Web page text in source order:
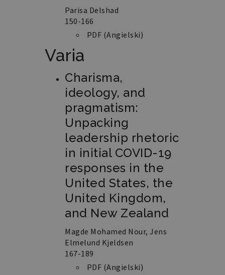
Parisa Delshad
150-166
PDF (Angielski)
Varia
Charisma,
ideology, and
pragmatism:
Unpacking
leadership rhetoric
in initial COVID-19
responses in the
United States, the
United Kingdom,
and New Zealand
Magde Mohamed Nour, Jens
Elmelund Kjeldsen
167-189
PDF (Angielski)